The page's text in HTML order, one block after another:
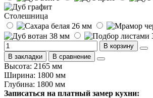
Столешница
В корзину
В закладки
В сравнение
Высота: 2165 мм
Ширина: 1800 мм
Глубина: 1800 мм
Записаться на платный замер кухни: